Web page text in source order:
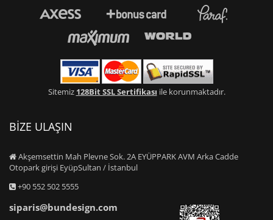
Sitemiz 128Bit SSL Sertifikası ile korunmaktadır.
BİZE ULAŞIN
Akşemsettin Mah Plevne Sok. 2A EYÜPPARK AVM Arka Cadde
Otopark girişi EyüpSultan / İstanbul
+90 552 502 5555
siparis@bundesign.com